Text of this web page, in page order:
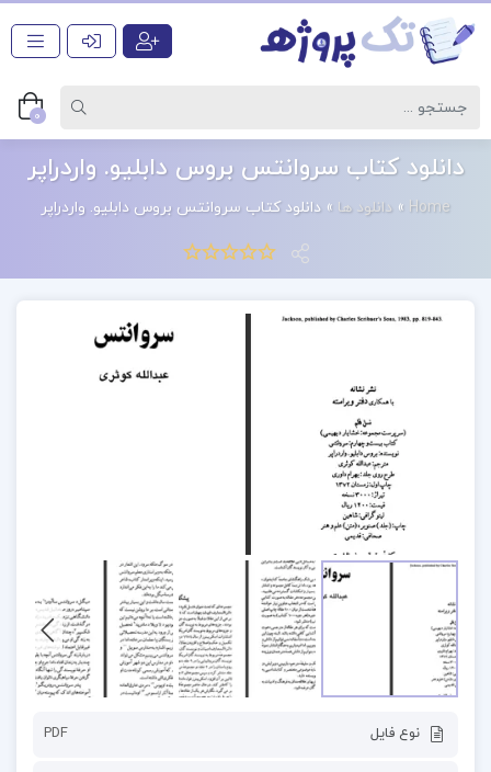
0
دانلود کتاب سروانتس بروس دابلیو. واردراپر
Home
» دانلود ها » دانلود کتاب سروانتس بروس دابلیو. واردراپر
نوع فایل PDF